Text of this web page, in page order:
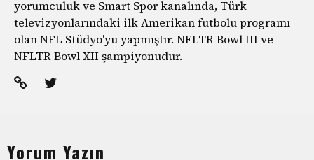
yorumculuk ve Smart Spor kanalında, Türk
televizyonlarındaki ilk Amerikan futbolu programı
olan NFL Stüdyo'yu yapmıştır. NFLTR Bowl III ve
NFLTR Bowl XII şampiyonudur.
Yorum Yazın